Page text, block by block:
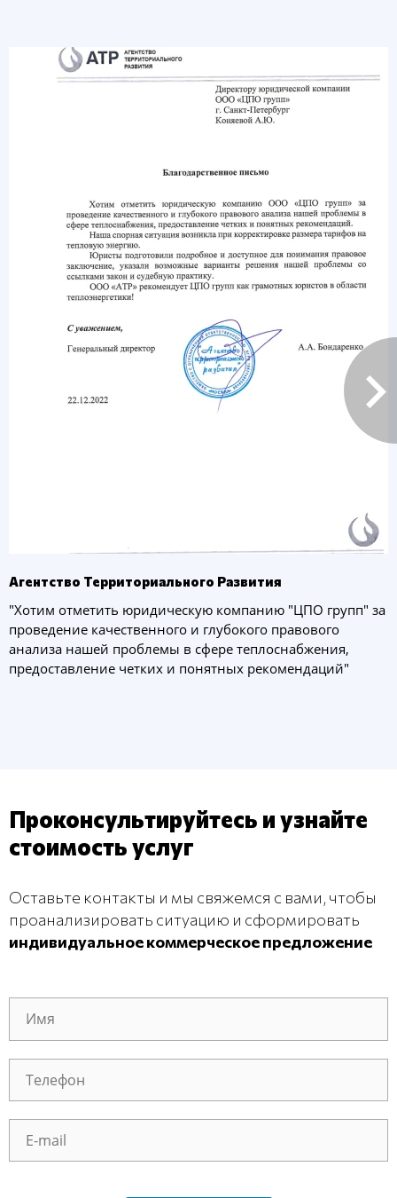
Агентство Территориального Развития
"Хотим отметить юридическую компанию "ЦПО групп" за
проведение качественного и глубокого правового
анализа нашей проблемы в сфере теплоснабжения,
предоставление четких и понятных рекомендаций"
Проконсультируйтесь и узнайте
стоимость услуг
Оставьте контакты и мы свяжемся с вами, чтобы
проанализировать ситуацию и сформировать
индивидуальное коммерческое предложение